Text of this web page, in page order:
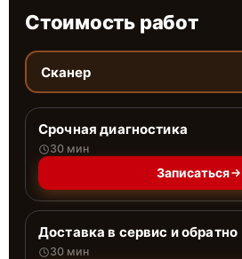
Стоимость работ
Сканер
Срочная диагностика
30 мин
Записаться
Доставка в сервис и обратно
30 мин